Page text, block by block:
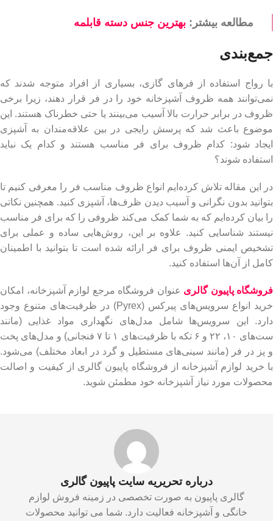
مطالعه بیشتر: بهترین جنس دسته قابلمه
جمع‌بندی
با رواج استفاده از فرهای گازی، بسیاری از افراد متوجه شدند که
نمی‌توانند همه ظروف آشپزخانه خود را در فر قرار دهند، زیرا برخی
ظروف در برابر حرارت بالا آسیب می‌بینند یا حتی خطرناک هستند. این
موضوع باعث شد که پرسش رایجی در بین علاقه‌مندان به آشپزی
ایجاد شود: کدام ظروف برای فر مناسب هستند و کدام یک نباید
استفاده شوند؟
در این مقاله تلاش کرده‌ایم انواع ظروف مناسب فر را معرفی کنیم تا
بتوانید بدون نگرانی و آسیب دیدن ظرف‌ها، آشپزی کنید. همچنین نکاتی
را بیان کرده‌ایم که به شما کمک می‌کند ظروفی را که برای فر مناسب
نیستند شناسایی کنید. علاوه بر این، روش‌هایی ساده و عملی برای
تشخیص ایمنی ظروف برای فر ارائه شده است تا بتوانید با اطمینان
کامل از آن‌ها استفاده کنید.
فروشگاه پاپیون گالری عنوان فروشگاه مرجع لوازم آشپزخانه، امکان
خرید انواع سرویس‌های پیرکس (Pyrex) در ظرفیت‌های متنوع وجود
دارد. این سرویس‌ها شامل مدل‌های نگهداری مواد غذایی (مانند
ست‌های ۱۰، ۲۲ و ۶ تکه با ظرفیت‌های ۱ تا ۷ فنجانی) و مدل‌های پخت
و پز در فر (مانند سینی‌های مستطیل و گرد در ابعاد مختلف) می‌شود.
با خرید لوازم آشپزخانه از فروشگاه پاپیون گالری از کیفیت و اصالت
محصولات مورد نیاز آشپزخانه خود مطمئن شوید.
درباره تحریریه سایت پاپیون گالری
گالری پاپیون به صورت تخصصی در زمینه فروش لوازم
خانگی و آشپزخانه فعالیت دارد. شما می توانید محصولات